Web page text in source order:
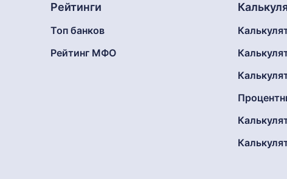
Рейтинги
Топ банков
Рейтинг МФО